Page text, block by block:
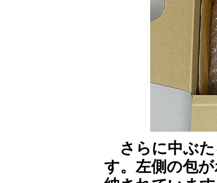
さらに中ぶた
す。左側の包